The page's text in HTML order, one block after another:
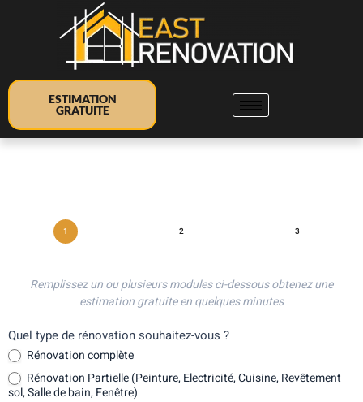
ESTIMATION
GRATUITE
Remplissez un ou plusieurs modules ci-dessous obtenez une
estimation gratuite en quelques minutes
Quel type de rénovation souhaitez-vous ?
Rénovation complète
Rénovation Partielle (Peinture, Electricité, Cuisine, Revêtement
sol, Salle de bain, Fenêtre)